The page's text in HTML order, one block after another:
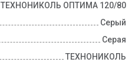
ТЕХНОНИКОЛЬ ОПТИМА 120/80
Серый
Серая
ТЕХНОНИКОЛЬ